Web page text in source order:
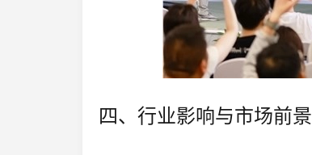
四、行业影响与市场前景